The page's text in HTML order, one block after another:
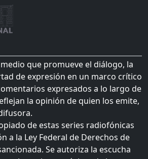
que promueve el diálogo, la
de expresión en un marco crítico
expresados a lo largo de
la opinión de quien los emite,
de estas series radiofónicas
a la Ley Federal de Derechos de
Se autoriza la escucha